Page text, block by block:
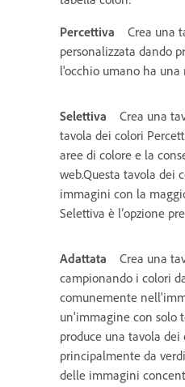
Percettiva
Crea una
personalizzata dando
l'occhio umano ha una
Selettiva
Crea una
tavola dei colori
aree di colore e la
web.Questa tavola dei
immagini con la
Selettiva è l’opzione
Adattata
Crea una
campionando i colori
comunemente
un'immagine con solo
produce una tavola dei
principalmente da
delle immagini